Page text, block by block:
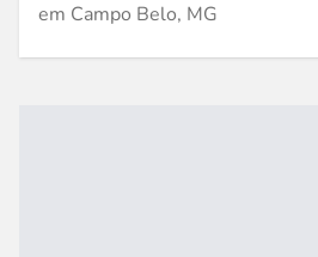
em Campo Belo, MG